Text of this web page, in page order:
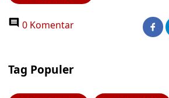
0 Komentar
Tag Populer